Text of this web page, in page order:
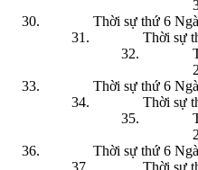
Thời sự thứ 6
Thời sự
Thời sự thứ 6
Thời sự
Thời sự thứ 6
Thời sự